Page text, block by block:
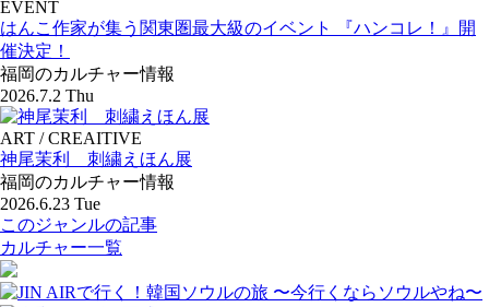
EVENT
はんこ作家が集う関東圏最大級のイベント 『ハンコレ！』開
催決定！
福岡のカルチャー情報
2026.7.2 Thu
ART / CREAITIVE
神尾茉利 刺繍えほん展
福岡のカルチャー情報
2026.6.23 Tue
このジャンルの記事
カルチャー一覧